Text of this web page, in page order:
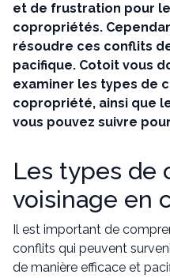
et de frustration pour
copropriétés.
résoudre ces conflits
pacifique. Cotoit vous
examiner les types de
copropriété, ainsi que
vous pouvez suivre
Les types de
voisinage en
Il est important de
conflits qui peuvent
de manière efficace et